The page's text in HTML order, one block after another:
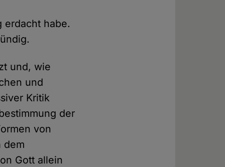
erdacht habe.
und, wie
und
Kritik
der
von
dem
Gott allein